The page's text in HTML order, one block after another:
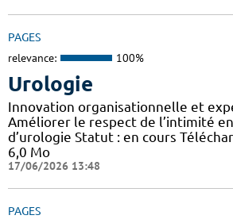
PAGES
relevance: 100%
Urologie
Innovation organisationnelle et
Améliorer le respect de l’intimité
d’urologie Statut : en cours
6,0 Mo
17/06/2026 13:48
PAGES